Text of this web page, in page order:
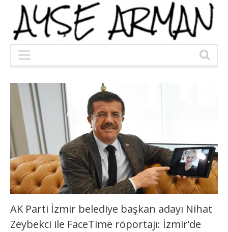
AK Parti İzmir belediye başkan adayı Nihat
Zeybekci ile FaceTime röportajı: İzmir’de